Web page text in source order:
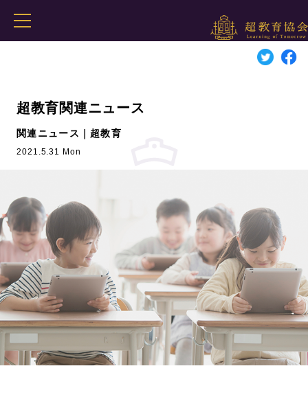
超教育関連ニュース
関連ニュース｜超教育
2021.5.31 Mon